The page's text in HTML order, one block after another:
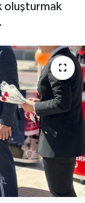
oluşturmak